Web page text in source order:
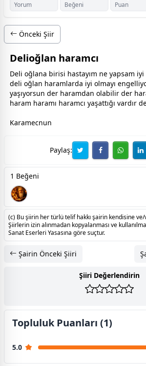
Yorum Beğeni Puan
Önceki Şiir
Delioğlan haramcı
Deli oğlana birisi hastayım ne yapsam
deli oğlan haramlarda iyi olmayı
yaşıyorsun der haramdan olabilir der
haram haramı haramcı yaşattığı vardır
Karamecnun
Paylaş:
1 Beğeni
(c) Bu şiirin her türlü telif hakkı şairin kendisine
Şiirlerin izin alınmadan kopyalanması ve
Sanat Eserleri Yasasına göre suçtur.
Şairin Önceki Şiiri
Şiiri Değerlendirin
Topluluk Puanları (1)
5.0